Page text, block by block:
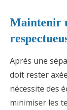
Maintenir
Après une
doit rester
nécessite des
minimiser les